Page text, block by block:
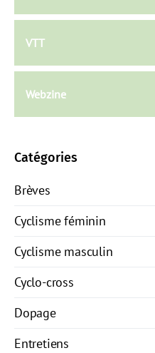
VTT
Webzine
Catégories
Brèves
Cyclisme féminin
Cyclisme masculin
Cyclo-cross
Dopage
Entretiens